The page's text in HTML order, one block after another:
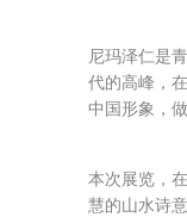
尼玛泽仁是
代的高峰，
中国形象，
本次展览，
慧的山水诗